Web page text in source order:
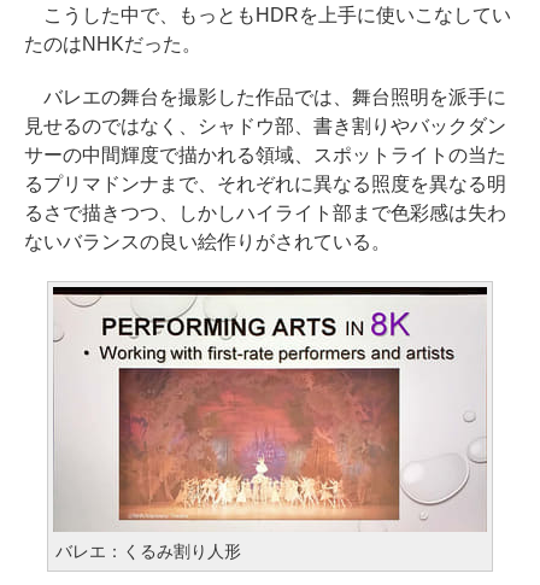
こうした中で、もっともHDRを上手に使いこなしてい
たのはNHKだった。
バレエの舞台を撮影した作品では、舞台照明を派手に
見せるのではなく、シャドウ部、書き割りやバックダン
サーの中間輝度で描かれる領域、スポットライトの当た
るプリマドンナまで、それぞれに異なる照度を異なる明
るさで描きつつ、しかしハイライト部まで色彩感は失わ
ないバランスの良い絵作りがされている。
バレエ：くるみ割り人形